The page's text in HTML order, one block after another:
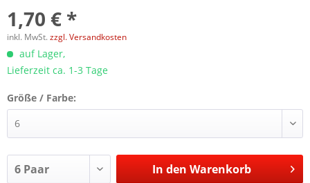
1,70 € *
inkl. MwSt. zzgl. Versandkosten
auf Lager,
Lieferzeit ca. 1-3 Tage
Größe / Farbe:
In den Warenkorb